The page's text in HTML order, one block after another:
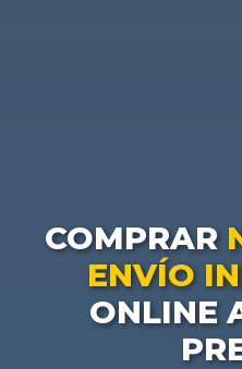
COMPRAR
ENVÍO
ONLINE